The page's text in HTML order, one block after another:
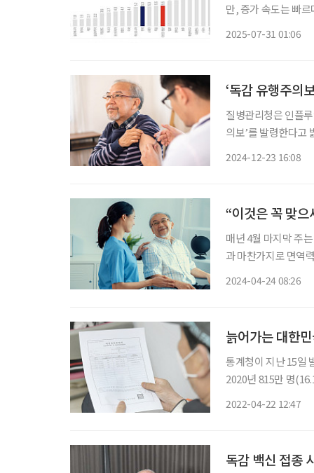
만, 증가 속도는 빠르다는 분석이 나왔다. 보건
2025-07-31 01:06
‘독감 유행주의
질병관리청은 인플
의보’를 발령한다고
2024-12-23 16:08
“이것은 꼭 맞
매년 4월 마지막 주
과 마찬가지로 면역
2024-04-24 08:26
늙어가는 대한
통계청이 지난 15일
2020년 815만 명
2022-04-22 12:47
독감 백신 접종